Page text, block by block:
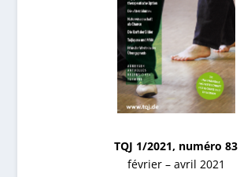
TQJ 1/2021, numéro 83
février – avril 2021